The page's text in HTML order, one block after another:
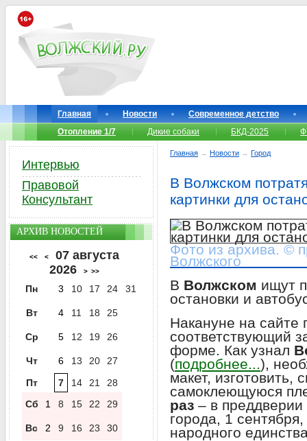
Главная Новости
Современное детство
Отопление 1/7
Дикие собаки БКД-2025
Главная → Новости → Город
В Волжском
картинки для
Фото из архива. ©
Волжского
В Волжском ищут
остановки и
Накануне на сайте
соответствующий
форме. Как узнал
(подробнее...),
макет, изготовить,
самоклеющуюся
раз – в
города, 1
народного
Интервью
Правовой
Консультант
АРХИВ НОВОСТЕЙ
<< <
07 августа
2026
> >>
Пн 3 10 17 24 31
Вт 4 11 18 25
Ср 5 12 19 26
Чт 6 13 20
27
Пт
7 14 21
28
Сб
1 8 15 22 29
Вс 2 9 16 23 30